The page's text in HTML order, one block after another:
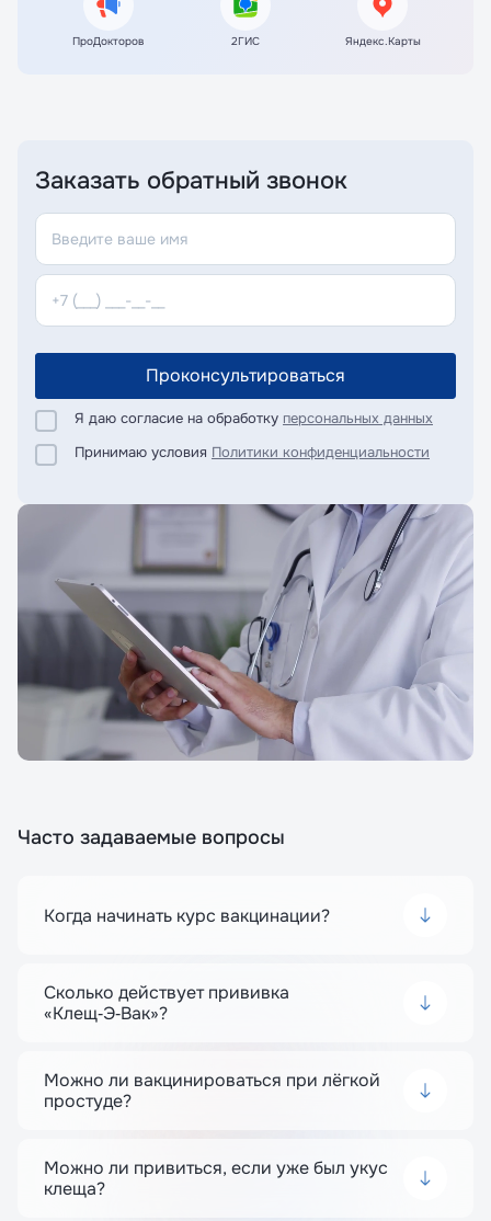
ПроДокторов 2ГИС Яндекс.Карты
Заказать обратный звонок
Проконсультироваться
Я даю согласие на обработку персональных данных
Принимаю условия Политики конфиденциальности
Часто задаваемые вопросы
Когда начинать курс вакцинации?
необходимости можно начать курс в любое
время года.
Сколько действует прививка
«Клещ‑Э‑Вак»?
поддержания защиты проводится
ревакцинация раз в 3 года.
Можно ли вакцинироваться при лёгкой
простуде?
Можно ли привиться, если уже был укус
клеща?